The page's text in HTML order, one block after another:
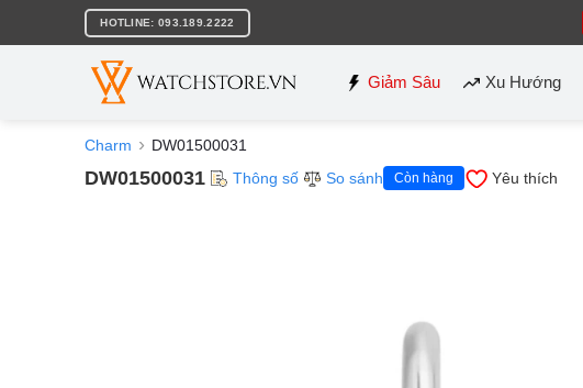
nội
HOTLINE: 093.189.2222
Giảm Sâu Xu Hướng
Charm DW01500031
DW01500031 Thông số So sánh Còn hàng Yêu thích